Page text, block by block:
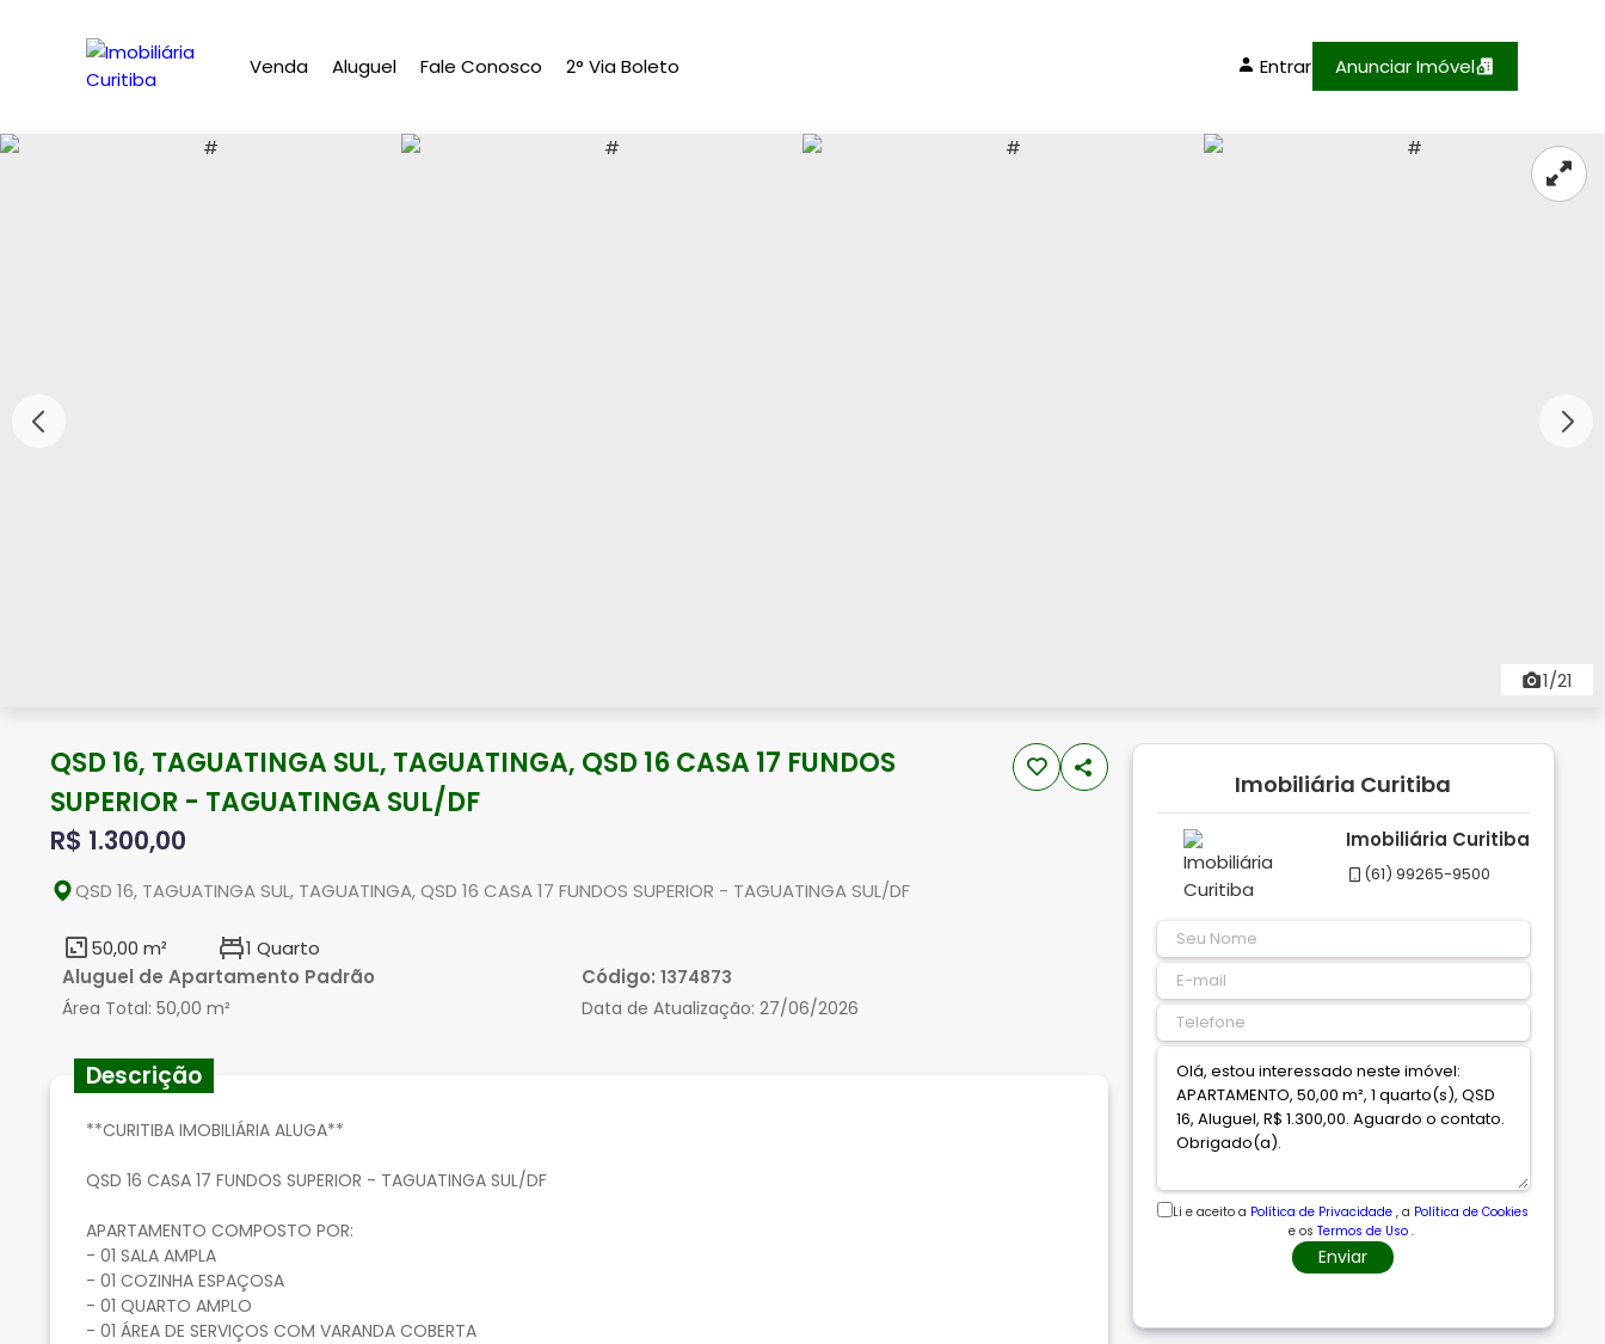
Venda Aluguel Fale Conosco 2° Via Boleto Entrar Anunciar Imóvel
1/21
QSD 16, TAGUATINGA SUL, TAGUATINGA, QSD 16 CASA 17 FUNDOS
SUPERIOR - TAGUATINGA SUL/DF
R$ 1.300,00
QSD 16, TAGUATINGA SUL, TAGUATINGA, QSD 16 CASA 17 FUNDOS SUPERIOR - TAGUATINGA SUL/DF
50,00 m²
1 Quarto
Aluguel de Apartamento Padrão
Código:1374873
Área Total: 50,00 m² Data de Atualização:27/06/2026
Descrição
**CURITIBA IMOBILIÁRIA ALUGA**
QSD 16 CASA 17 FUNDOS SUPERIOR - TAGUATINGA SUL/DF
APARTAMENTO COMPOSTO POR:
- 01 SALA AMPLA
- 01 COZINHA ESPAÇOSA
- 01 QUARTO AMPLO
- 01 ÁREA DE SERVIÇOS COM VARANDA COBERTA
Imobiliária Curitiba
Imobiliária Curitiba
(61) 99265-9500
Li e aceito a Política de Privacidade , a Política de Cookies
e os Termos de Uso.
Enviar